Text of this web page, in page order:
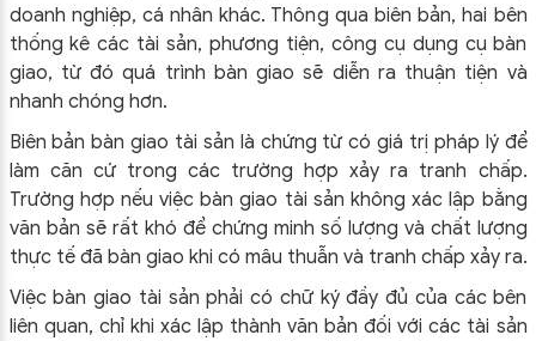
doanh nghiệp, cá nhân khác. Thông qua biên bản, hai bên
thống kê các tài sản, phương tiện, công cụ dụng cụ bàn
giao, từ đó quá trình bàn giao sẽ diễn ra thuận tiện và
nhanh chóng hơn.
Biên bản bàn giao tài sản là chứng từ có giá trị pháp lý để
làm căn cứ trong các trường hợp xảy ra tranh chấp.
Trường hợp nếu việc bàn giao tài sản không xác lập bằng
văn bản sẽ rất khó để chứng minh số lượng và chất lượng
thực tế đã bàn giao khi có mâu thuẫn và tranh chấp xảy ra.
Việc bàn giao tài sản phải có chữ ký đầy đủ của các bên
liên quan, chỉ khi xác lập thành văn bản đối với các tài sản